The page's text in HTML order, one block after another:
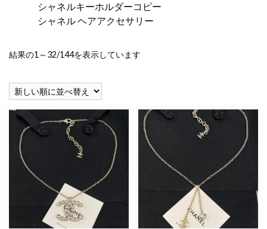
シャネルキーホルダーコピー
シャネル ヘアアクセサリー
結果の1～32/144を表示しています